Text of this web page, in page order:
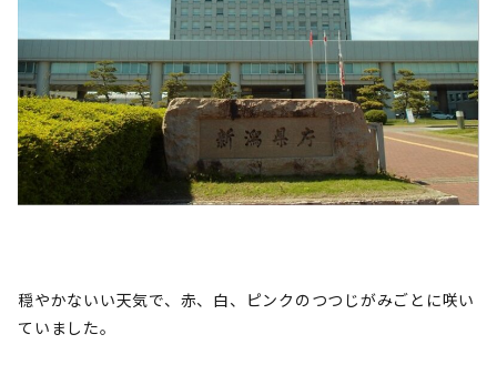
穏やかないい天気で、赤、白、ピンクのつつじがみごとに咲い
ていました。